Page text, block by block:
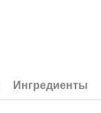
Ингредиенты